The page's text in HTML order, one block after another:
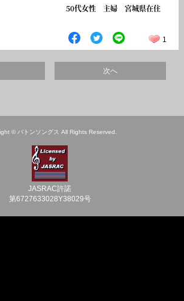
50代女性 主婦 宮城県在住
1
次へ
© バトンソングス All Rights Reserved.
JASRAC許諾
第6727633028Y38029号